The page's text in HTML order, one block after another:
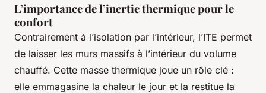
L’importance de l’inertie thermique pour le
confort
Contrairement à l’isolation par l’intérieur, l’ITE permet
de laisser les murs massifs à l’intérieur du volume
chauffé. Cette masse thermique joue un rôle clé :
elle emmagasine la chaleur le jour et la restitue la